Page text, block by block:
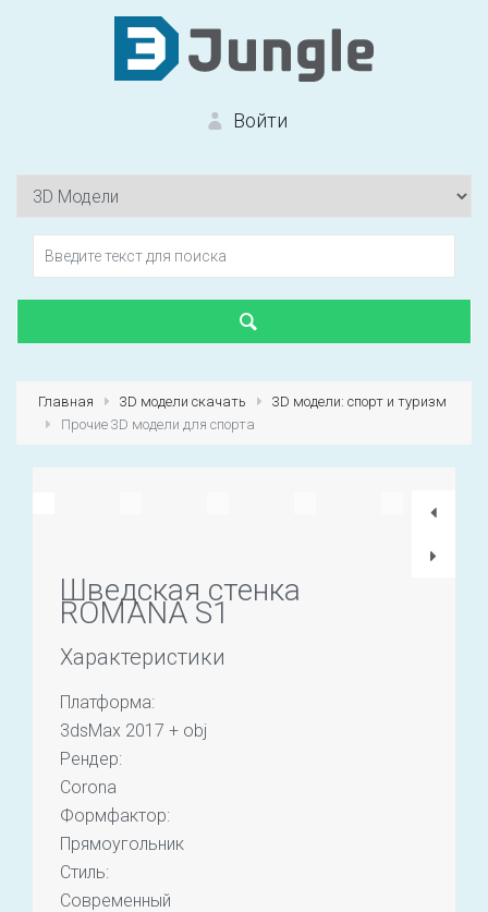
Войти
Зарегистрироваться
Главная 3D модели скачать
3D модели: спорт и туризм
Прочие 3D модели для спорта
Шведская стенка
ROMANA S1
Характеристики
Платформа:
3dsMax 2017 + obj
Рендер:
Corona
Формфактор:
Прямоугольник
Стиль:
Современный